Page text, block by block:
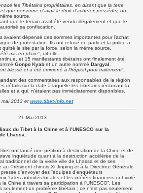
les Tibétains propriétaires, en disant que la terre
que personne n’avait le droit d’acheter, posséder, ou
source.
que le terrain avait été vendu illégalement et que le
sa confiscation.
avaient dépensé des sommes importantes pour l’achat
de protestation. Ils ont refusé de partir et la police a
le site par la force, selon la même source.
mis en place", dit-elle.
et 15 manifestants tibétains ont finalement été
Gonpo Kyab et un autre nommé Dargyal
blessé et a été emmené à l’hôpital pour traitement".
des commentaires aux responsables de la région
détails sur la date à laquelle les Tibétains réclamant la
et à qui, n’étaient pas immédiatement disponibles.
mai 2013 et www.tibet-info.net
21 Mai 2013
du Tibet à la Chine et à l’UNESCO sur la
Lhassa.
ont lancé une pétition à destination de la Chine et de
inquiétude quant à la destruction accélérée de la
traditionnel de la vieille ville de Lhassa et de ses
au Président chinois Xi Jinping et à la Directrice Générale
d’envoyer des “équipes d’enquêteurs
“si les autorités locales et les intérêts financiers ont violé
Chine à travers sa participation à l’UNESCO”. Les
seulement un problème tibétain ; ce n’est pas seulement